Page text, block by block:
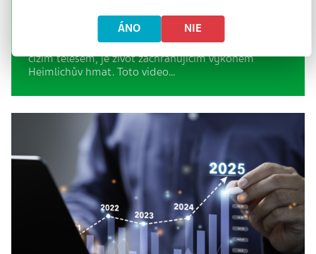
1 min. | 26. 6. 2025
Mnoho lidí se domnívá, že u osoby, která se dusí
cizím tělesem, je život zachraňujícím výkonem
Heimlichův hmat. Toto video…
ÁNO NIE